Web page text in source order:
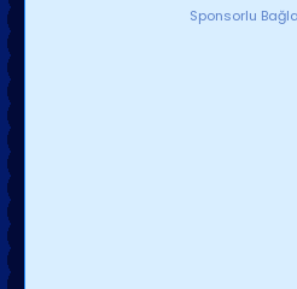
Sponsorlu